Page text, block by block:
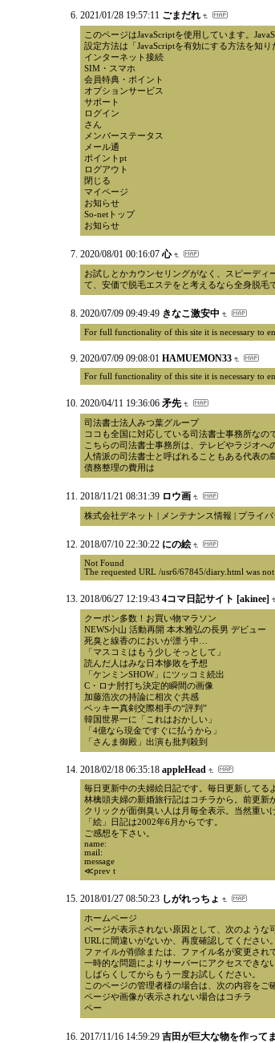
2021/01/28 19:57:11 ごまだれ
このページはJavaScriptを使用しています。
設定方法は「JavaScriptを有効にする方法を知り
インターネット接続
SIM・スマホ
会員特典・ポイント
オプションサービス
サポート
ログイン
さん
メンバーステータス
メール通
ポイントpt
ログアウト
閉じる
マイページ
お知らせ
So-netトップ
お知らせ
2020/08/01 00:16:07 心
お試しとかカウンセリングがなく、スピーデ
て、安価で脱毛エステをと考えるなら全身脱毛
2020/07/09 09:49:49 きなこ激安中
For full functionality of this site it is necessary to
2020/07/09 09:08:01 HAMUEMON33
For full functionality of this site it is necessary to
2020/04/11 19:36:06 矛先
司法書士法人みつ葉グループ
ココも全国に対応している司法書士事務所なの
こちらの司法書士事務所は、テレビやラジオへ
人情派の司法書士と呼ばれることもある代表
債務整理の費用は
2018/11/21 08:31:39 ロウ画
株式会社デネット | メンテナンス情報 | プライ
2018/07/10 22:30:22 にの絵
Not Found
The requested URL /usr6/67845/diary.html was
2018/06/27 12:19:43 4コマ日記サイト [akinee]
クーポン多数！お買い物マラソン
NEWS小山 活動再開 本木雅弘の長男 デビュー
死臭と線香のにおいが漂う中…
「マスコミはもう少しそっとして」
読んだ人はみな日本惨敗を予想
「ケンミンSHOW」にツッコミ続出
C・ロナ肘打ち決定的瞬間の画像
加藤浩次の持論に相次ぐ共感
ベッキー真剣交際相手の“評判”
韓国世界一に「これはおかしい」
「4億なら現金ですぐに払うから」
「さんま御殿」出演も批判殺到
2018/02/18 06:35:18 appleHead
毎日更新中の夫婦絵日記です。毎日更新してる
林檎頭夫婦の新婚旅行記はコチラから。前更新
クリックが面倒臭い人は月毎全表示。当然重い
「絵」日記は2002年6月からです。
ご感想を下さい。
name:
mail:
message
≪prev t
2018/01/27 08:50:23 しがれっちょ
ホームページ
ページが表示されない原因として、次のような
URLに間違いがないか、再度確認してください。
ファイルが削除または、ファイル名が変更され
一時的な問題によりサーバーにアクセスできな
しばらくしてからもう一度お試しください。
このページの管理者様の場合は、次の内容をご
ページや画像が表示されない場合はコチラ
ペー
2017/11/16 14:59:29 吉田が巨大な物を作って